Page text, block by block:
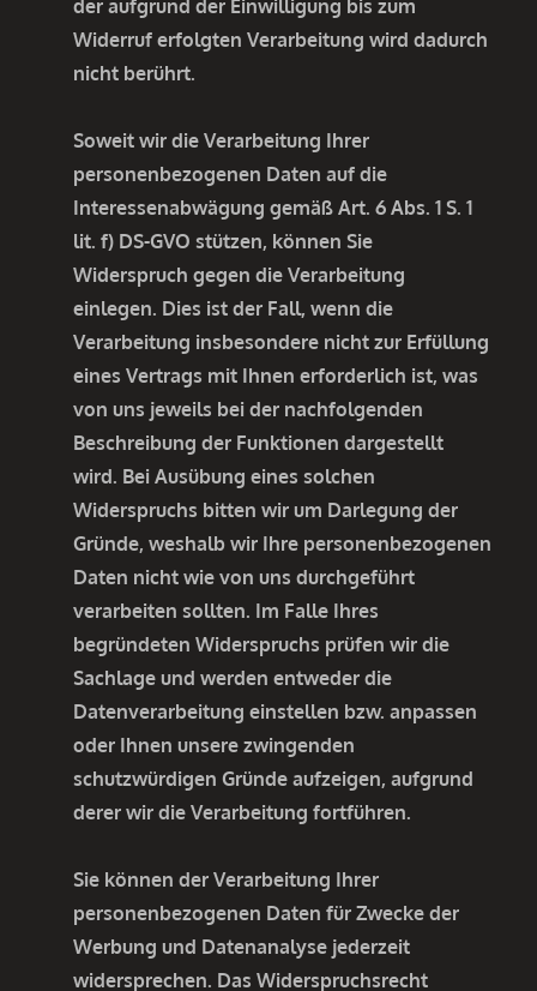
der aufgrund der Einwilligung bis zum
Widerruf erfolgten Verarbeitung wird dadurch
nicht berührt.
Soweit wir die Verarbeitung Ihrer
personenbezogenen Daten auf die
Interessenabwägung gemäß Art. 6 Abs. 1 S. 1
lit. f) DS-GVO stützen, können Sie
Widerspruch gegen die Verarbeitung
einlegen. Dies ist der Fall, wenn die
Verarbeitung insbesondere nicht zur Erfüllung
eines Vertrags mit Ihnen erforderlich ist, was
von uns jeweils bei der nachfolgenden
Beschreibung der Funktionen dargestellt
wird. Bei Ausübung eines solchen
Widerspruchs bitten wir um Darlegung der
Gründe, weshalb wir Ihre personenbezogenen
Daten nicht wie von uns durchgeführt
verarbeiten sollten. Im Falle Ihres
begründeten Widerspruchs prüfen wir die
Sachlage und werden entweder die
Datenverarbeitung einstellen bzw. anpassen
oder Ihnen unsere zwingenden
schutzwürdigen Gründe aufzeigen, aufgrund
derer wir die Verarbeitung fortführen.
Sie können der Verarbeitung Ihrer
personenbezogenen Daten für Zwecke der
Werbung und Datenanalyse jederzeit
widersprechen. Das Widerspruchsrecht